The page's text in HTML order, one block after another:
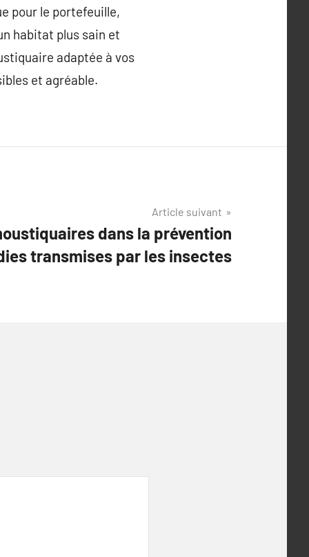
pour le portefeuille,
habitat plus sain et
adaptée à vos
et agréable.
Article suivant
dans la prévention
transmises par les insectes